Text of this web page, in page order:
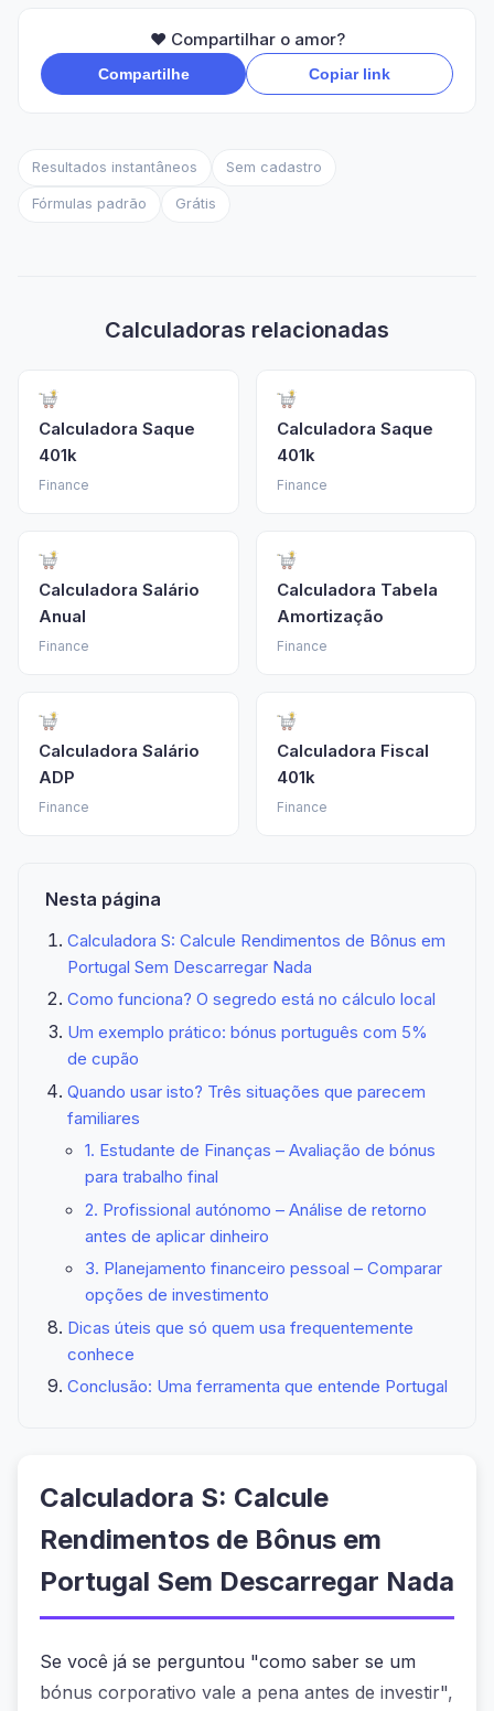
❤️ Compartilhar o amor?
Compartilhe Copiar link
Resultados instantâneos Sem cadastro
Fórmulas padrão Grátis
Calculadoras relacionadas
Calculadora Saque
401k
Finance
Calculadora Saque
401k
Finance
Calculadora Salário
Anual
Finance
Calculadora Tabela
Amortização
Finance
Calculadora Salário
ADP
Finance
Calculadora Fiscal
401k
Finance
Nesta página
Calculadora S: Calcule Rendimentos de Bônus em
Portugal Sem Descarregar Nada
Como funciona? O segredo está no cálculo local
Um exemplo prático: bónus português com 5%
de cupão
Quando usar isto? Três situações que parecem
familiares
1. Estudante de Finanças – Avaliação de bónus
para trabalho final
2. Profissional autónomo – Análise de retorno
antes de aplicar dinheiro
3. Planejamento financeiro pessoal – Comparar
opções de investimento
Dicas úteis que só quem usa frequentemente
conhece
Conclusão: Uma ferramenta que entende Portugal
Calculadora S: Calcule
Rendimentos de Bônus em
Portugal Sem Descarregar Nada
Se você já se perguntou "como saber se um
bónus corporativo vale a pena antes de investir",